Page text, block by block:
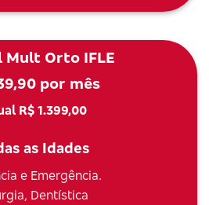
Mult Orto IFLE
por mês
R$ 1.399,00
as Idades
e Emergência.
Dentística